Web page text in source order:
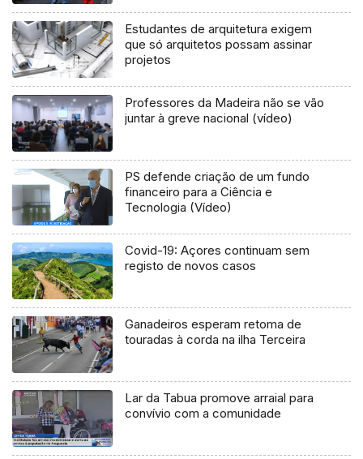
Estudantes de arquitetura exigem
que só arquitetos possam assinar
projetos
Professores da Madeira não se vão
juntar à greve nacional (vídeo)
PS defende criação de um fundo
financeiro para a Ciência e
Tecnologia (Vídeo)
Covid-19: Açores continuam sem
registo de novos casos
Ganadeiros esperam retoma de
touradas à corda na ilha Terceira
Lar da Tabua promove arraial para
convívio com a comunidade